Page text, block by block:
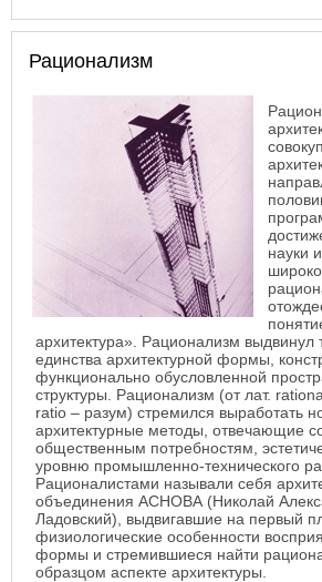
Рационализм
науки
архитектура». Рационализм выдвинул
единства архитектурной формы,
функционально обусловленной
структуры. Рационализм (от лат.
ratio – разум) стремился выработать
архитектурные методы, отвечающие
общественным потребностям,
уровню промышленно-технического
Рационалистами называли себя
объединения АСНОВА (Николай
Ладовский), выдвигавшие на первый
физиологические особенности
формы и стремившиеся найти
образцом аспекте архитектуры.